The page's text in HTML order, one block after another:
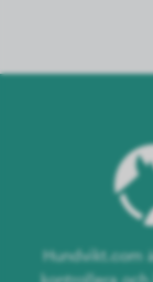
Hundvikt.com